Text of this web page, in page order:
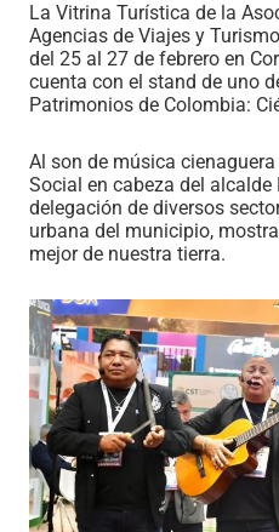
La Vitrina Turística de la
Agencias de Viajes y
del 25 al 27 de febrero en
cuenta con el stand de uno
Patrimonios de Colombia:
Al son de música
Social en cabeza del
delegación de diversos
urbana del municipio,
mejor de nuestra tierra.